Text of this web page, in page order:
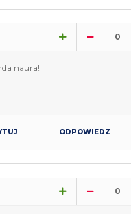
0
naura!
ODPOWIEDZ
0